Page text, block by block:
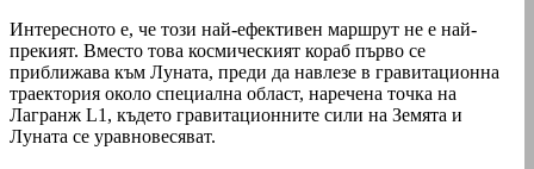
Интересното е, че този най-ефективен маршрут не е най-
прекият. Вместо това космическият кораб първо се
приближава към Луната, преди да навлезе в гравитационна
траектория около специална област, наречена точка на
Лагранж L1, където гравитационните сили на Земята и
Луната се уравновесяват.